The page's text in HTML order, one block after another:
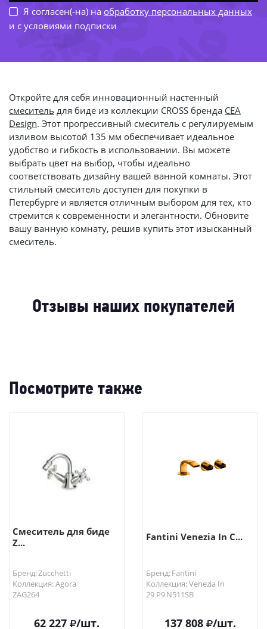
Я согласен(-на) на обработку персональных данных
и с условиями подписки
-78%
-
-53% -
-61%
-48%
Откройте для себя инновационный настенный
смеситель для биде из коллекции CROSS бренда CEA
Design. Этот прогрессивный смеситель с регулируемым
изливом высотой 135 мм обеспечивает идеальное
удобство и гибкость в использовании. Вы можете
выбрать цвет на выбор, чтобы идеально
соответствовать дизайну вашей ванной комнаты. Этот
стильный смеситель доступен для покупки в
Петербурге и является отличным выбором для тех, кто
стремится к современности и элегантности. Обновите
вашу ванную комнату, решив купить этот изысканный
смеситель.
Отзывы наших покупателей
Посмотрите также
Смеситель для биде
Z...
Бренд: Zucchetti
Коллекция: Agora
ZAG264
62 227 /шт.
Fantini Venezia In С...
Бренд: Fantini
Коллекция: Venezia In
29 P9 N511SB
137 808 /шт.